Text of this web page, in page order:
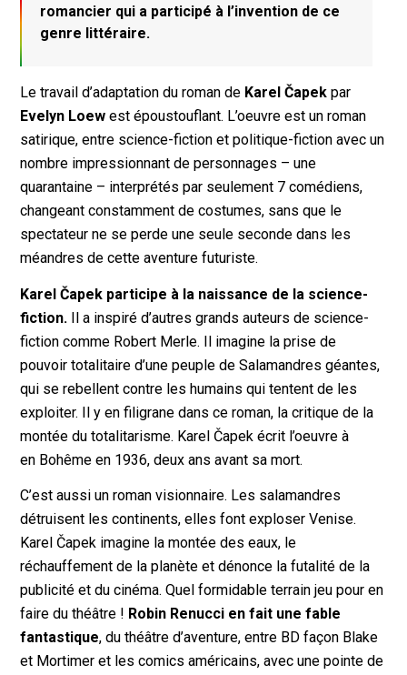
romancier qui a participé à l’invention de ce
genre littéraire.
Le travail d’adaptation du roman de Karel Čapek par
Evelyn Loew est époustouflant. L’oeuvre est un roman
satirique, entre science-fiction et politique-fiction avec un
nombre impressionnant de personnages – une
quarantaine – interprétés par seulement 7 comédiens,
changeant constamment de costumes, sans que le
spectateur ne se perde une seule seconde dans les
méandres de cette aventure futuriste.
Karel Čapek participe à la naissance de la science-
fiction. Il a inspiré d’autres grands auteurs de science-
fiction comme Robert Merle. Il imagine la prise de
pouvoir totalitaire d’une peuple de Salamandres géantes,
qui se rebellent contre les humains qui tentent de les
exploiter. Il y en filigrane dans ce roman, la critique de la
montée du totalitarisme. Karel Čapek écrit l’oeuvre à
en Bohême en 1936, deux ans avant sa mort.
C’est aussi un roman visionnaire. Les salamandres
détruisent les continents, elles font exploser Venise.
Karel Čapek imagine la montée des eaux, le
réchauffement de la planète et dénonce la futalité de la
publicité et du cinéma. Quel formidable terrain jeu pour en
faire du théâtre ! Robin Renucci en fait une fable
fantastique, du théâtre d’aventure, entre BD façon Blake
et Mortimer et les comics américains, avec une pointe de